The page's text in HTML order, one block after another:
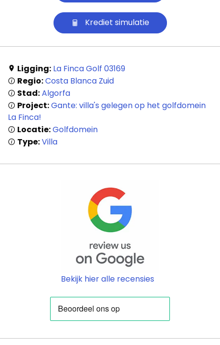
Krediet simulatie
Ligging: La Finca Golf 03169
Regio:Costa Blanca Zuid
Stad:Algorfa
Project:Gante: villa's gelegen op het golfdomein
La Finca!
Locatie:Golfdomein
Type:Villa
Bekijk hier alle recensies